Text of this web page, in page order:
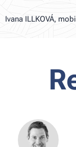
Ivana ILLKOVÁ,